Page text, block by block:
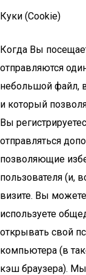
Куки (Cookie)
Когда Вы
отправляются
небольшой файл,
и который
Вы
отправляться
позволяющие
пользователя (и,
визите. Вы можете
используете
открывать свой
компьютера (в
кэш браузера).